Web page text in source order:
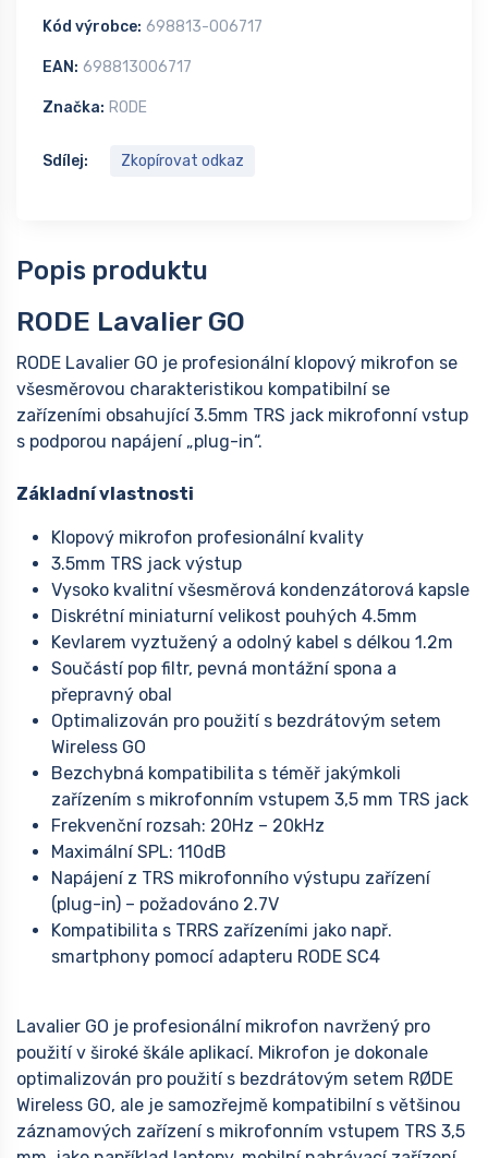
Kód výrobce: 698813-006717
EAN: 698813006717
Značka: RODE
Sdílej: Zkopírovat odkaz
Popis produktu
RODE Lavalier GO
RODE Lavalier GO je profesionální klopový mikrofon se
všesměrovou charakteristikou kompatibilní se
zařízeními obsahující 3.5mm TRS jack mikrofonní vstup
s podporou napájení „plug-in“.
Základní vlastnosti
Klopový mikrofon profesionální kvality
3.5mm TRS jack výstup
Vysoko kvalitní všesměrová kondenzátorová kapsle
Diskrétní miniaturní velikost pouhých 4.5mm
Kevlarem vyztužený a odolný kabel s délkou 1.2m
Součástí pop filtr, pevná montážní spona a
přepravný obal
Optimalizován pro použití s bezdrátovým setem
Wireless GO
Bezchybná kompatibilita s téměř jakýmkoli
zařízením s mikrofonním vstupem 3,5 mm TRS jack
Frekvenční rozsah: 20Hz – 20kHz
Maximální SPL: 110dB
Napájení z TRS mikrofonního výstupu zařízení
(plug-in) – požadováno 2.7V
Kompatibilita s TRRS zařízeními jako např.
smartphony pomocí adapteru RODE SC4
Lavalier GO je profesionální mikrofon navržený pro
použití v široké škále aplikací. Mikrofon je dokonale
optimalizován pro použití s bezdrátovým setem RØDE
Wireless GO, ale je samozřejmě kompatibilní s většinou
záznamových zařízení s mikrofonním vstupem TRS 3,5